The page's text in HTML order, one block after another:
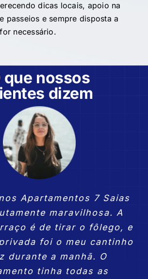
dicas locais, apoio na
passeios e sempre disposta a
necessário.
que nossos
dizem
Apartamentos 7 Saias
maravilhosa. A
é de tirar o fôlego, e
foi o meu cantinho
durante a manhã. O
tinha todas as
frequentemente por
um lugar como
7 Saias foi perfeito.
é confortável e bem
para relaxar após um
A localização central
nos Apartamentos
excepcional. A cozinha
equipada para minhas
e acordar com a vista
Nazaré foi revitalizante.
um dos melhores
7 Saias ofereceram
incrível. O interior é
e aconchegante, e o
vista para o mar é
espetacular. Foi
com tal paisagem